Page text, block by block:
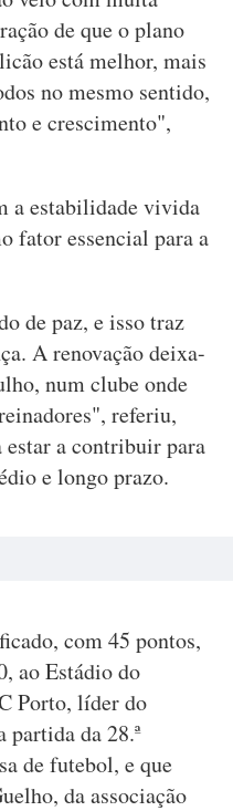
de que o plano
está melhor, mais
no mesmo sentido,
e crescimento",
a estabilidade vivida
fator essencial para a
de paz, e isso traz
A renovação deixa-
num clube onde
referiu,
estar a contribuir para
e longo prazo.
com 45 pontos,
ao Estádio do
Porto, líder do
partida da 28.ª
de futebol, e que
da associação